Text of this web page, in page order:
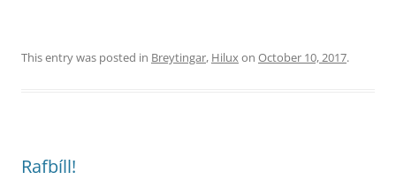
This entry was posted in Breytingar, Hiluxon October 10, 2017.
Rafbíll!